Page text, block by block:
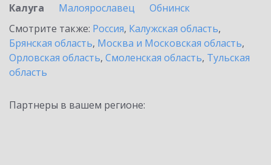
Калуга
Малоярославец
Обнинск
Смотрите также: Россия, Калужская область,
Брянская область, Москва и Московская область,
Орловская область, Смоленская область, Тульская
область
Партнеры в вашем регионе: